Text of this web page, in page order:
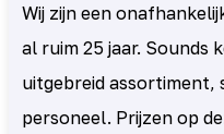
Wij zijn een
al ruim 25 jaar. Sounds
uitgebreid assortiment,
personeel. Prijzen op